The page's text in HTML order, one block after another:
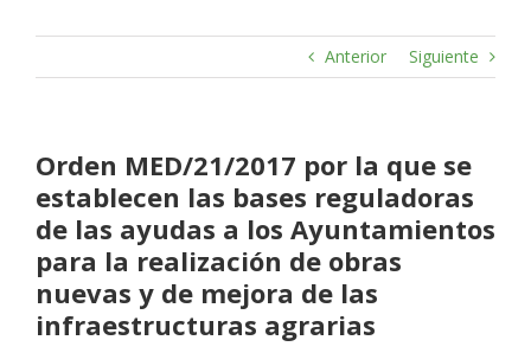
Anterior Siguiente
Orden MED/21/2017 por la que se
establecen las bases reguladoras
de las ayudas a los Ayuntamientos
para la realización de obras
nuevas y de mejora de las
infraestructuras agrarias